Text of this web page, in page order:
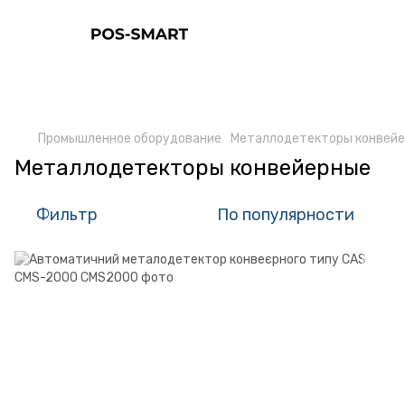
Промышленное оборудование Металлодетекторы
Металлодетекторы конвейерные
Фильтр По популярности